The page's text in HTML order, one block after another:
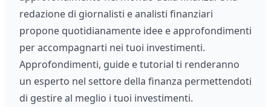
redazione di giornalisti e analisti finanziari
propone quotidianamente idee e approfondimenti
per accompagnarti nei tuoi investimenti.
Approfondimenti, guide e tutorial ti renderanno
un esperto nel settore della finanza permettendoti
di gestire al meglio i tuoi investimenti.